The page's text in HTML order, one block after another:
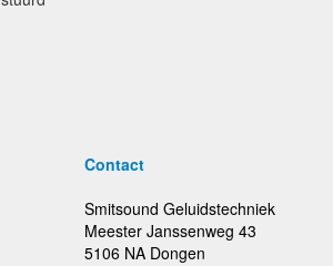
Contact
Smitsound Geluidstechniek
Meester Janssenweg 43
5106 NA Dongen